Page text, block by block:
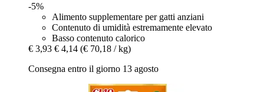
-5%
Alimento supplementare per gatti anziani
Contenuto di umidità estremamente elevato
Basso contenuto calorico
€ 3,93 € 4,14 (€ 70,18 / kg)
Consegna entro il giorno 13 agosto